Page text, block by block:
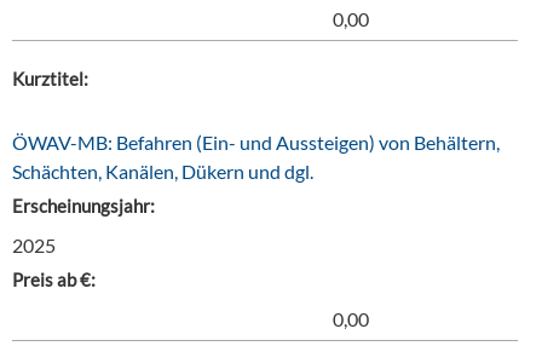
0,00
Kurztitel:
ÖWAV-MB: Befahren (Ein- und Aussteigen) von Behältern,
Schächten, Kanälen, Dükern und dgl.
Erscheinungsjahr:
2025
Preis ab €:
0,00